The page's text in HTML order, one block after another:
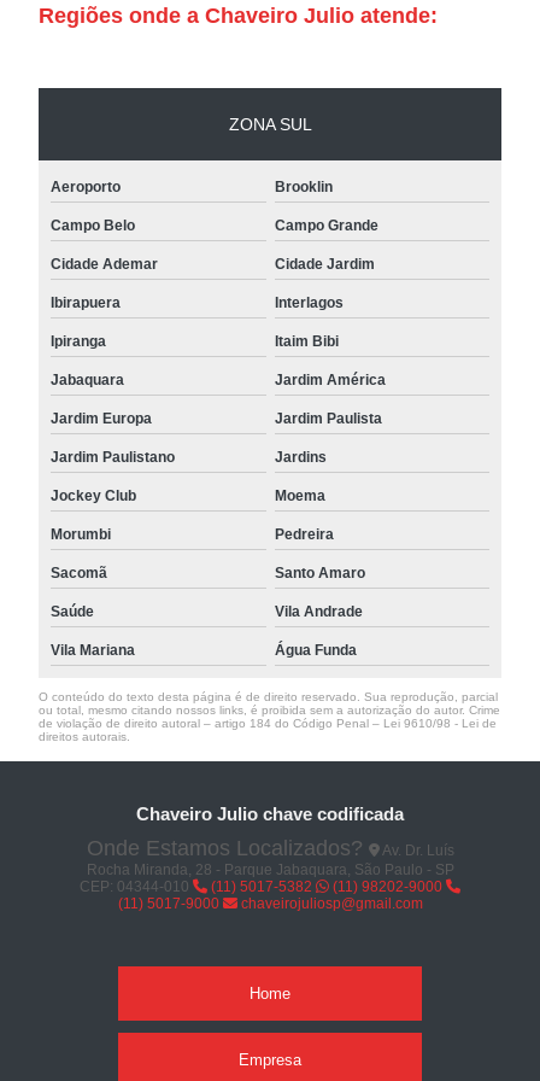
Regiões onde a Chaveiro Julio atende:
ZONA SUL
Aeroporto Brooklin
Campo Belo Campo Grande
Cidade Ademar Cidade Jardim
Ibirapuera Interlagos
Ipiranga Itaim Bibi
Jabaquara Jardim América
Jardim Europa Jardim Paulista
Jardim Paulistano Jardins
Jockey Club Moema
Morumbi Pedreira
Sacomã Santo Amaro
Saúde Vila Andrade
Vila Mariana Água Funda
O conteúdo do texto desta página é de direito reservado. Sua reprodução, parcial
ou total, mesmo citando nossos links, é proibida sem a autorização do autor. Crime
de violação de direito autoral – artigo 184 do Código Penal – Lei 9610/98 - Lei de
direitos autorais
Chaveiro Julio chave codificada
Onde Estamos Localizados?
Av. Dr. Luís
Rocha Miranda, 28 - Parque Jabaquara, São Paulo - SP
CEP: 04344-010
(11) 5017-5382
(11) 98202-9000
(11) 5017-9000
chaveirojuliosp@gmail.com
Home
Empresa